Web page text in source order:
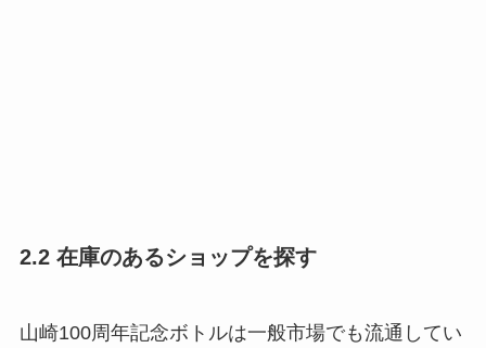
2.2 在庫のあるショップを探す
山崎100周年記念ボトルは一般市場でも流通してい